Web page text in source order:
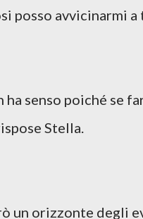
posso avvicinarmi
ha senso poiché se
Stella.
un orizzonte degli